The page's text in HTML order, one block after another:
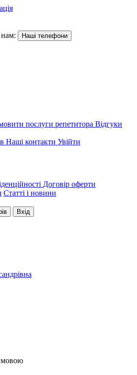
Наші телефони
послуги репетитора Відгуки
Наші контакти Увійти
Договір оферти
Статті і новини
Вхід